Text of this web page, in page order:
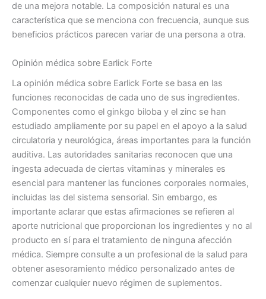
de una mejora notable. La composición natural es una
característica que se menciona con frecuencia, aunque sus
beneficios prácticos parecen variar de una persona a otra.
Opinión médica sobre Earlick Forte
La ​​opinión médica sobre Earlick Forte se basa en las
funciones reconocidas de cada uno de sus ingredientes.
Componentes como el ginkgo biloba y el zinc se han
estudiado ampliamente por su papel en el apoyo a la salud
circulatoria y neurológica, áreas importantes para la función
auditiva. Las autoridades sanitarias reconocen que una
ingesta adecuada de ciertas vitaminas y minerales es
esencial para mantener las funciones corporales normales,
incluidas las del sistema sensorial. Sin embargo, es
importante aclarar que estas afirmaciones se refieren al
aporte nutricional que proporcionan los ingredientes y no al
producto en sí para el tratamiento de ninguna afección
médica. Siempre consulte a un profesional de la salud para
obtener asesoramiento médico personalizado antes de
comenzar cualquier nuevo régimen de suplementos.